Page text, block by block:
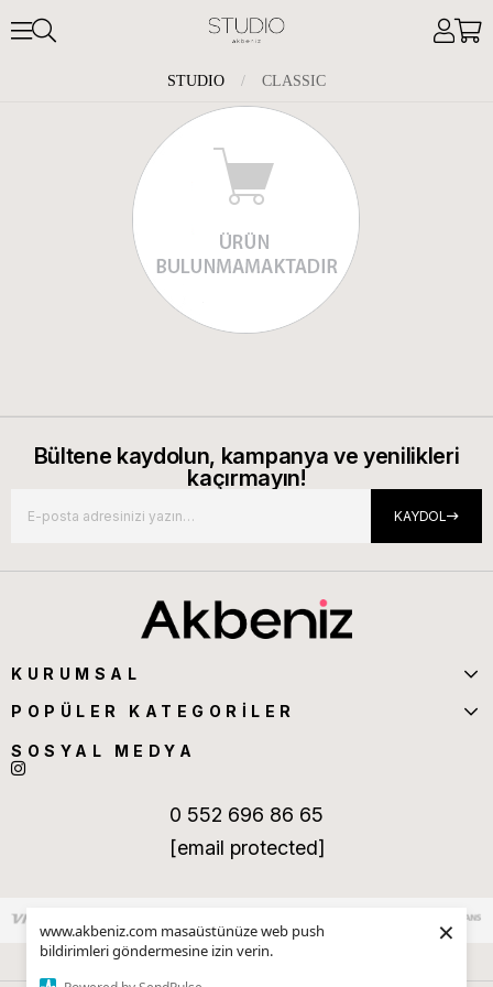
www.akbeniz.com masaüstünüze web push
bildirimleri göndermesine izin verin.
×
STUDIO / CLASSIC
Bültene kaydolun, kampanya ve yenilikleri
kaçırmayın!
KAYDOL
KURUMSAL
POPÜLER KATEGORİLER
SOSYAL MEDYA
0 552 696 86 65
[email protected]